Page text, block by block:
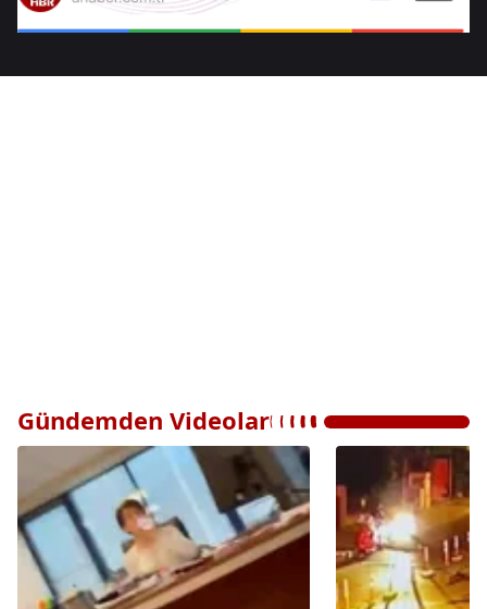
Gündemden Videolar